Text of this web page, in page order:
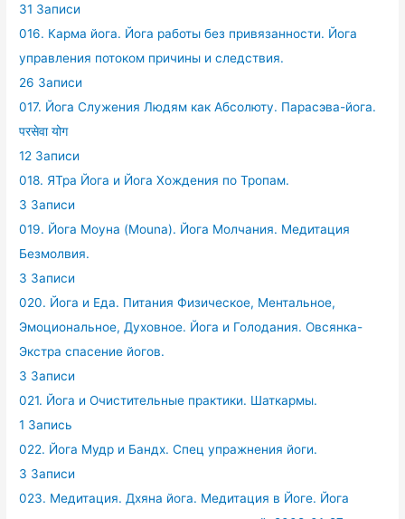
31 Записи
016. Карма йога. Йога работы без привязанности. Йога
управления потоком причины и следствия.
26 Записи
017. Йога Служения Людям как Абсолюту. Парасэва-йога.
परसेवा योग
12 Записи
018. ЯТра Йога и Йога Хождения по Тропам.
3 Записи
019. Йога Моуна (Mouna). Йога Молчания. Медитация
Безмолвия.
3 Записи
020. Йога и Еда. Питания Физическое, Ментальное,
Эмоциональное, Духовное. Йога и Голодания. Овсянка-
Экстра спасение йогов.
3 Записи
021. Йога и Очистительные практики. Шаткармы.
1 Запись
022. Йога Мудр и Бандх. Спец упражнения йоги.
3 Записи
023. Медитация. Дхяна йога. Медитация в Йоге. Йога